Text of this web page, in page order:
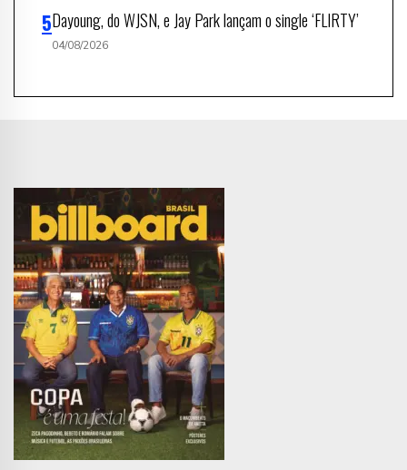
Dayoung, do WJSN, e Jay Park lançam o single ‘FLIRTY’
04/08/2026